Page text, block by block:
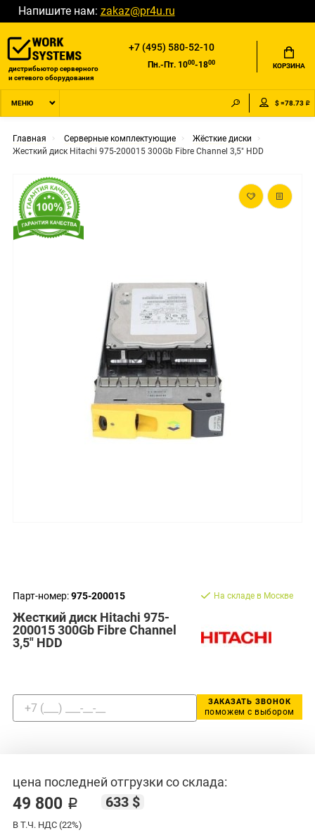
Напишите нам: zakaz@pr4u.ru
дистрибьютор серверного
и сетевого оборудования
+7 (495) 580-52-10
Пн.-Пт. 1000-1800 КОРЗИНА
МЕНЮ $ =78.73 ₽
Главная Серверные комплектующие
Жёсткие диски
Жесткий диск Hitachi 975-200015 300Gb Fibre Channel 3,5" HDD
Парт-номер:975-200015
Жесткий диск Hitachi 975-
200015 300Gb Fibre Channel
3,5" HDD
На складе в Москве
ЗАКАЗАТЬ ЗВОНОК
поможем с выбором
цена последней отгрузки со склада:
49 800 ₽ 633 $
В Т.Ч. НДС (22%)